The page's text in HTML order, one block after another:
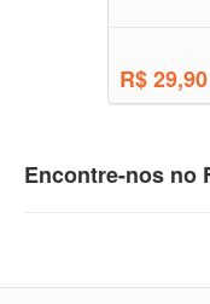
R$ 29,90
Encontre-nos no